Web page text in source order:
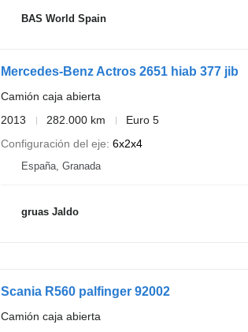
BAS World Spain
Mercedes-Benz Actros 2651 hiab 377 jib
Camión caja abierta
2013
282.000 km
Euro 5
Configuración del eje 6x2x4
España, Granada
gruas Jaldo
Scania R560 palfinger 92002
Camión caja abierta